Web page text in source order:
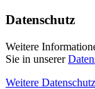
Datenschutz
Weitere
Sie in unserer
Weitere